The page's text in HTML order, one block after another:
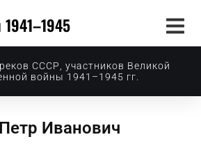
СССР, участников Великой
войны 1941–1945 гг.
Иванович